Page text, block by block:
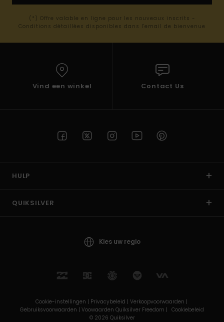
(*) Offre valable en ligne pour les nouveaux inscrits -
Conditions détaillées disponibles dans l'email de bienvenue
Vind een winkel Contact Us
HULP
QUIKSILVER
Kies uw regio
Cookie-instellingen | Privacybeleid | Verkoopvoorwaarden |
Gebruiksvoorwaarden | Voowaarden Quiksilver Freedom | Cookiebeleid
© 2026 Quiksilver